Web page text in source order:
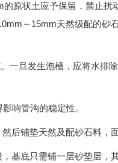
的原状土应予保留，禁止扰
～15mm天然级配的砂
一旦发生泡槽，应将水排
响管沟的稳定性。
后铺垫天然及配砂石料，
基底只需铺一层砂垫层，